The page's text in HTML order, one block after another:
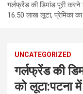
गर्लफ्रेंड की डिमांड पूरी करने
16.50 लाख लूटा, प्रेमिका का
UNCATEGORIZED
गर्लफ्रेंड की
को लूटा:पटना